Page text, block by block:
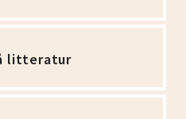
litteratur